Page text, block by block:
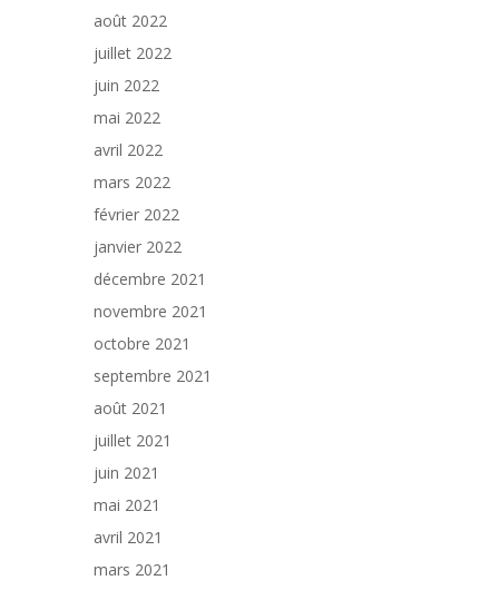
août 2022
juillet 2022
juin 2022
mai 2022
avril 2022
mars 2022
février 2022
janvier 2022
décembre 2021
novembre 2021
octobre 2021
septembre 2021
août 2021
juillet 2021
juin 2021
mai 2021
avril 2021
mars 2021